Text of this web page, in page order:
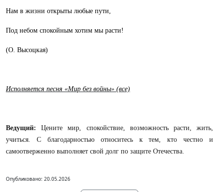
Нам в жизни открыты любые пути,
Под небом спокойным хотим мы расти!
(О. Высоцкая)
Исполняется песня «Мир без войны» (все)
Ведущий:Цените мир, спокойствие, возможность расти, жить,
учиться. С благодарностью относитесь к тем, кто честно и
самоотверженно выполняет свой долг по защите Отечества.
Опубликовано: 20.05.2026